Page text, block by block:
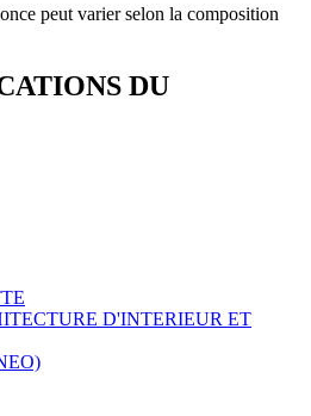
peut varier selon la composition
DU
D'INTERIEUR ET